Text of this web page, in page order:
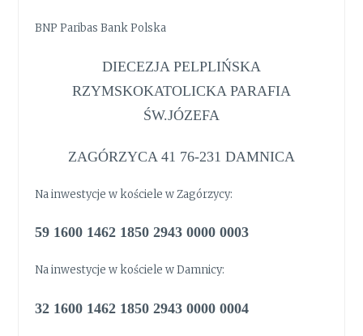
BNP Paribas Bank Polska
DIECEZJA PELPLIŃSKA
RZYMSKOKATOLICKA PARAFIA
ŚW.JÓZEFA
ZAGÓRZYCA 41 76-231 DAMNICA
Na inwestycje w kościele w Zagórzycy:
59 1600 1462 1850 2943 0000 0003
Na inwestycje w kościele w Damnicy:
32 1600 1462 1850 2943 0000 0004